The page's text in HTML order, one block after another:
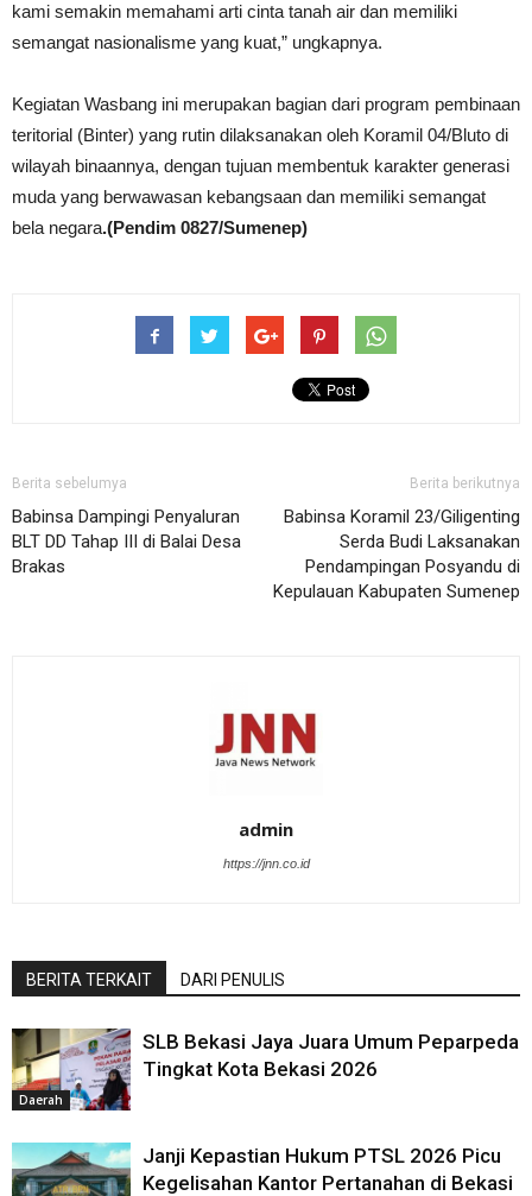
kami semakin memahami arti cinta tanah air dan memiliki
semangat nasionalisme yang kuat,” ungkapnya.
Kegiatan Wasbang ini merupakan bagian dari program pembinaan
teritorial (Binter) yang rutin dilaksanakan oleh Koramil 04/Bluto di
wilayah binaannya, dengan tujuan membentuk karakter generasi
muda yang berwawasan kebangsaan dan memiliki semangat
bela negara.(Pendim 0827/Sumenep)
Berita sebelumya
Babinsa Dampingi Penyaluran
BLT DD Tahap III di Balai Desa
Brakas
Berita berikutnya
Babinsa Koramil 23/Giligenting
Serda Budi Laksanakan
Pendampingan Posyandu di
Kepulauan Kabupaten Sumenep
admin
https://jnn.co.id
BERITA TERKAIT DARI PENULIS
Daerah
SLB Bekasi Jaya Juara Umum Peparpeda
Tingkat Kota Bekasi 2026
Janji Kepastian Hukum PTSL 2026 Picu
Kegelisahan Kantor Pertanahan di Bekasi